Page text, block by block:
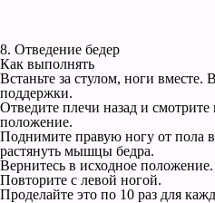
8. Отведение бедер
Как выполнять
Встаньте за стулом, ноги вместе.
поддержки.
Отведите плечи назад и
положение.
Поднимите правую ногу от пола
растянуть мышцы бедра.
Вернитесь в исходное положение.
Повторите с левой ногой.
Проделайте это по 10 раз для